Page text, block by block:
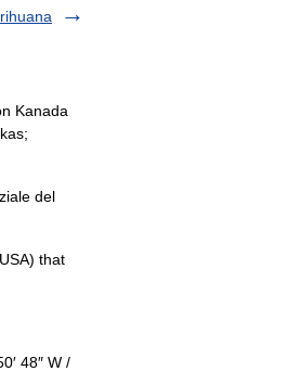
Kanada
del
that
48″ W /